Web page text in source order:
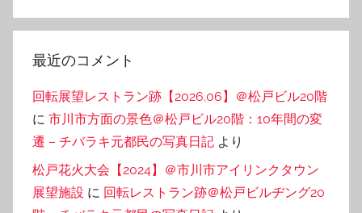
最近のコメント
回転展望レストラン跡【2026.06】＠松戸ビル20階
に 市川市方面の景色＠松戸ビル20階：10年間の変
遷 – チバラキ元都民の写真日記 より
松戸花火大会【2024】＠市川市アイリンクタウン
展望施設 に 回転レストラン跡＠松戸ビルヂング20